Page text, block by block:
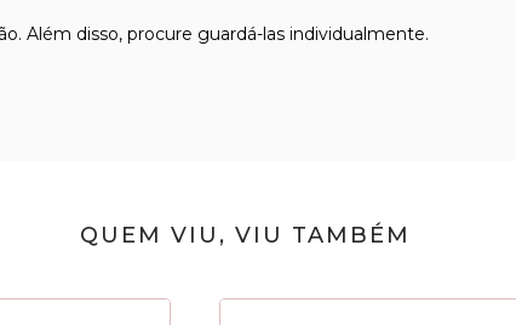
Além disso, procure guardá-las individualmente.
QUEM VIU, VIU TAMBÉM